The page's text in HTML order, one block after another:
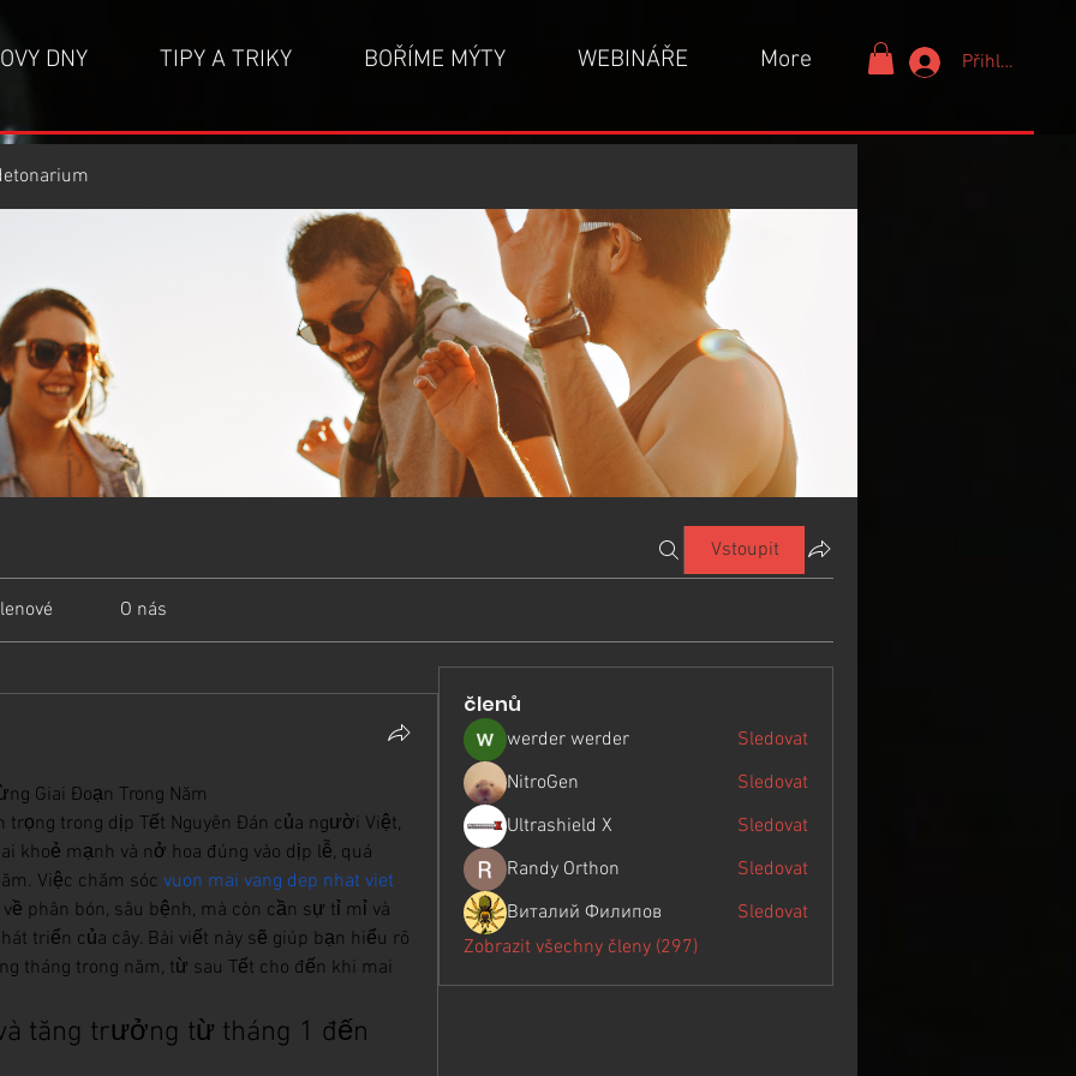
DNY TIPY A TRIKY BOŘÍME MÝTY WEBINÁŘE More Přihlášení
Vstoupit
O nás
Giai Đoạn Trong Năm
trong dịp Tết Nguyên Đán của người Việt,
khoẻ mạnh và nở hoa đúng vào dịp lễ, quá
Việc chăm sóc vuon mai vang dep nhat viet
phân bón, sâu bệnh, mà còn cần sự tỉ mỉ và
triển của cây. Bài viết này sẽ giúp bạn hiểu rõ
tháng trong năm, từ sau Tết cho đến khi mai
tăng trưởng từ tháng 1 đến
členů
werder werder
Sledovat
NitroGen
Sledovat
Ultrashield X
Sledovat
Randy Orthon
Sledovat
Виталий Филипов
Sledovat
Zobrazit všechny členy (297)